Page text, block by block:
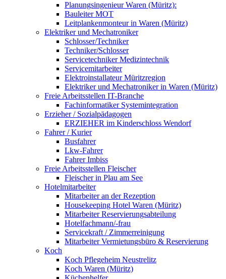
Planungsingenieur Waren (Müritz):
Bauleiter MOT
Leitplankenmonteur in Waren (Müritz)
Elektriker und Mechatroniker
Schlosser/Techniker
Techniker/Schlosser
Servicetechniker Medizintechnik
Servicemitarbeiter
Elektroinstallateur Müritzregion
Elektriker und Mechatroniker in Waren (Müritz)
Freie Arbeitsstellen IT-Branche
Fachinformatiker Systemintegration
Erzieher / Sozialpädagogen
ERZIEHER im Kinderschloss Wendorf
Fahrer / Kurier
Busfahrer
Lkw-Fahrer
Fahrer Imbiss
Freie Arbeitsstellen Fleischer
Fleischer in Plau am See
Hotelmitarbeiter
Mitarbeiter an der Rezeption
Housekeeping Hotel Waren (Müritz)
Mitarbeiter Reservierungsabteilung
Hotelfachmann/-frau
Servicekraft / Zimmerreinigung
Mitarbeiter Vermietungsbüro & Reservierung
Koch
Koch Pflegeheim Neustrelitz
Koch Waren (Müritz)